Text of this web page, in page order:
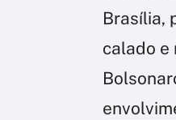
Brasília,
calado e